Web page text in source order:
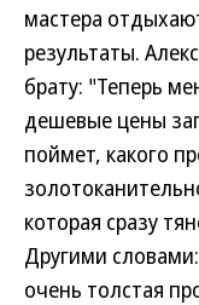
мастера
результаты.
брату: "Теперь
дешевые цены
поймет, какого
которая сразу
Другими
очень толстая